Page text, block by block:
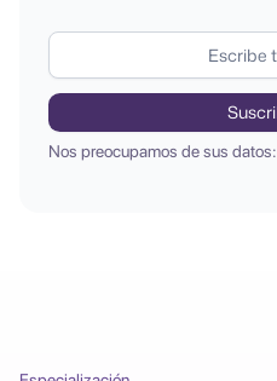
Nos preocupamos de sus datos: